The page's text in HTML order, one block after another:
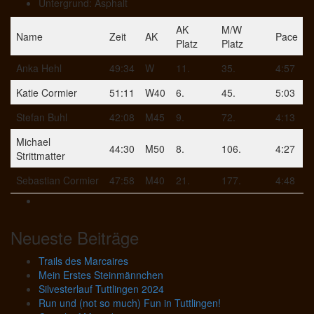
Untergrund: Asphalt
Name Zeit AK
AK
Platz
M/W
Platz
Pace
Anka Hehl 49:34 W 11. 35.
4:57
Katie Cormier
51:11 W40 6. 45.
5:03
Stefan Buhl
42:08 M45 9. 72.
4:13
Michael
Strittmatter
44:30 M50 8. 106. 4:27
Sebastian Cormier 47:58 M40 21. 177. 4:48
Neueste Beiträge
Trails des Marcaires
Mein Erstes Steinmännchen
Silvesterlauf Tuttlingen 2024
Run und (not so much) Fun in Tuttlingen!